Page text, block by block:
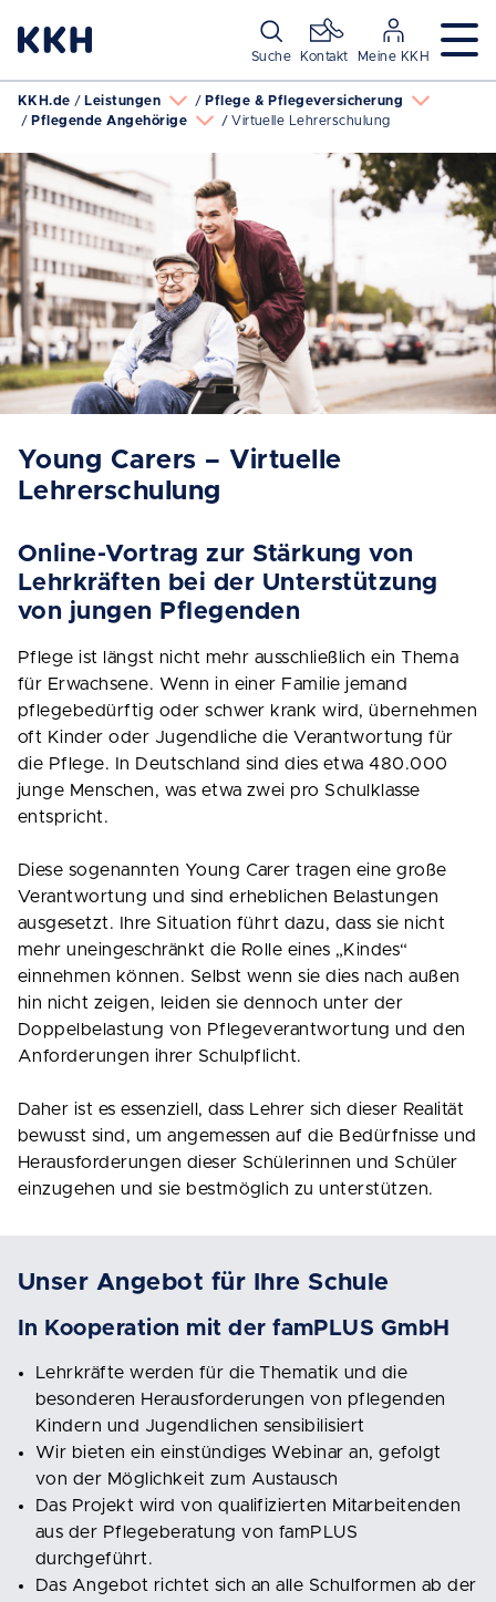
Suche Kontakt Meine KKH
KKH.de Leistungen
Pflege & Pflegeversicherung
Pflegende Angehörige
Virtuelle Lehrerschulung
Young Carers – Virtuelle
Lehrerschulung
Online-Vortrag zur Stärkung von
Lehrkräften bei der Unterstützung
von jungen Pflegenden
Pflege ist längst nicht mehr ausschließlich ein Thema
für Erwachsene. Wenn in einer Familie jemand
pflegebedürftig oder schwer krank wird, übernehmen
oft Kinder oder Jugendliche die Verantwortung für
die Pflege. In Deutschland sind dies etwa 480.000
junge Menschen, was etwa zwei pro Schulklasse
entspricht.
Diese sogenannten Young Carer tragen eine große
Verantwortung und sind erheblichen Belastungen
ausgesetzt. Ihre Situation führt dazu, dass sie nicht
mehr uneingeschränkt die Rolle eines „Kindes“
einnehmen können. Selbst wenn sie dies nach außen
hin nicht zeigen, leiden sie dennoch unter der
Doppelbelastung von Pflegeverantwortung und den
Anforderungen ihrer Schulpflicht.
Daher ist es essenziell, dass Lehrer sich dieser Realität
bewusst sind, um angemessen auf die Bedürfnisse und
Herausforderungen dieser Schülerinnen und Schüler
einzugehen und sie bestmöglich zu unterstützen.
Unser Angebot für Ihre Schule
In Kooperation mit der famPLUS GmbH
Lehrkräfte werden für die Thematik und die
besonderen Herausforderungen von pflegenden
Kindern und Jugendlichen sensibilisiert
Wir bieten ein einstündiges Webinar an, gefolgt
von der Möglichkeit zum Austausch
Das Projekt wird von qualifizierten Mitarbeitenden
aus der Pflegeberatung von famPLUS
durchgeführt.
Das Angebot richtet sich an alle Schulformen ab der